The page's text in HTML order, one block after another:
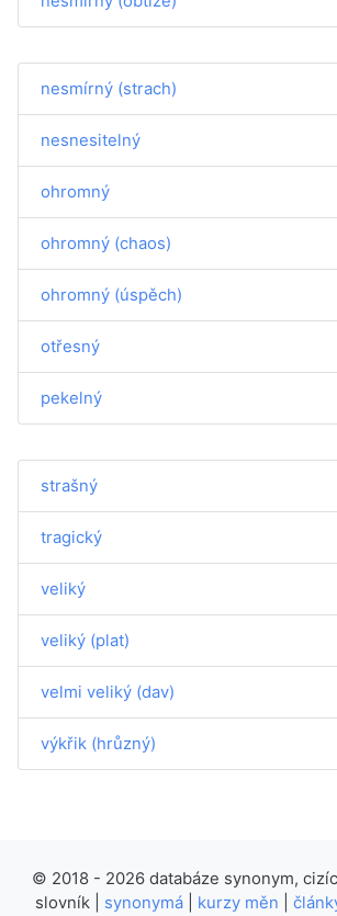
nesmírný (strach)
nesnesitelný
ohromný
ohromný (chaos)
ohromný (úspěch)
otřesný
pekelný
strašný
tragický
veliký
veliký (plat)
velmi veliký (dav)
výkřik (hrůzný)
© 2018 - 2026 databáze synonym,
slovník | synonymá kurzy měn